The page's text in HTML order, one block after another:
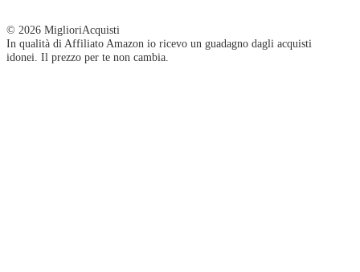
© 2026 MiglioriAcquisti
In qualità di Affiliato Amazon io ricevo un guadagno dagli acquisti
idonei. Il prezzo per te non cambia.